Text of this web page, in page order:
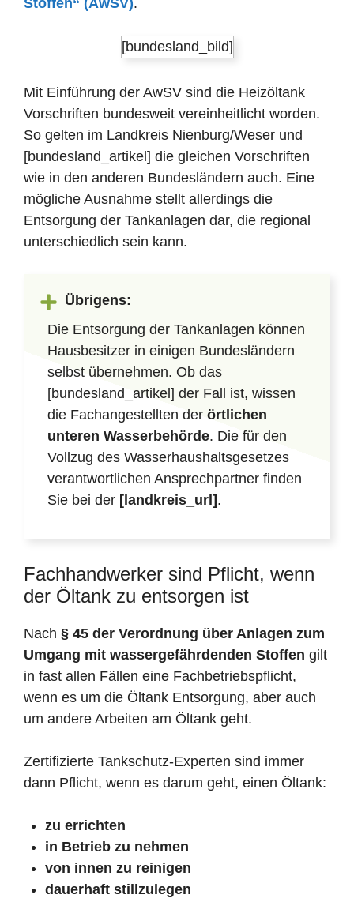
Stoffen“ (AwSV).
[bundesland_bild]
Mit Einführung der AwSV sind die Heizöltank
Vorschriften bundesweit vereinheitlicht worden.
So gelten im Landkreis Nienburg/Weser und
[bundesland_artikel] die gleichen Vorschriften
wie in den anderen Bundesländern auch. Eine
mögliche Ausnahme stellt allerdings die
Entsorgung der Tankanlagen dar, die regional
unterschiedlich sein kann.
Übrigens:
Die Entsorgung der Tankanlagen können
Hausbesitzer in einigen Bundesländern
selbst übernehmen. Ob das
[bundesland_artikel] der Fall ist, wissen
die Fachangestellten der örtlichen
unteren Wasserbehörde. Die für den
Vollzug des Wasserhaushaltsgesetzes
verantwortlichen Ansprechpartner finden
Sie bei der [landkreis_url] .
Fachhandwerker sind Pflicht, wenn
der Öltank zu entsorgen ist
Nach § 45 der Verordnung über Anlagen zum
Umgang mit wassergefährdenden Stoffen gilt
in fast allen Fällen eine Fachbetriebspflicht,
wenn es um die Öltank Entsorgung, aber auch
um andere Arbeiten am Öltank geht.
Zertifizierte Tankschutz-Experten sind immer
dann Pflicht, wenn es darum geht, einen Öltank:
zu errichten
in Betrieb zu nehmen
von innen zu reinigen
dauerhaft stillzulegen